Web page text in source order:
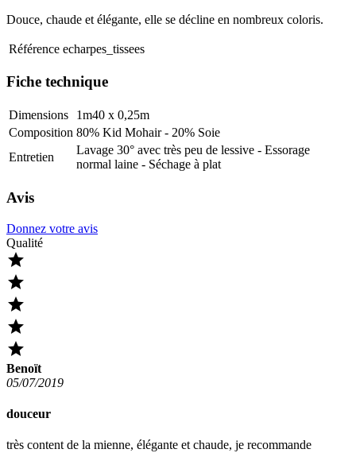
Douce, chaude et élégante, elle se décline en nombreux coloris.
Référence echarpes_tissees
Fiche technique
Dimensions
1m40 x 0,25m
Composition 80% Kid Mohair - 20% Soie
Entretien
Lavage 30° avec très peu de lessive - Essorage
normal laine - Séchage à plat
Avis
Donnez votre avis
Qualité





Benoït
05/07/2019
douceur
très content de la mienne, élégante et chaude, je recommande